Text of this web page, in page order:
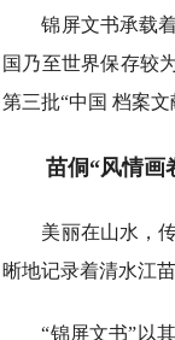
锦屏文书承载着
国乃至世界保存较
第三批“中国 档案文
苗侗“风情画
美丽在山水，传
晰地记录着清水江
“锦屏文书”以其